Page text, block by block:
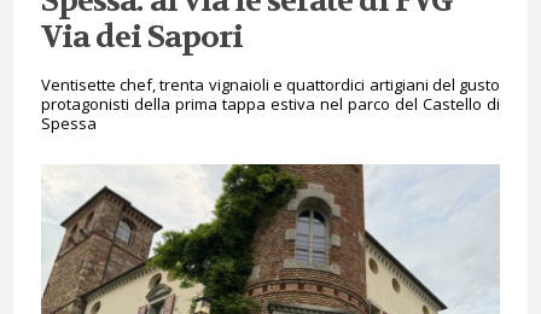
Via dei Sapori
Ventisette chef, trenta vignaioli e quattordici artigiani del gusto
protagonisti della prima tappa estiva nel parco del Castello di
Spessa